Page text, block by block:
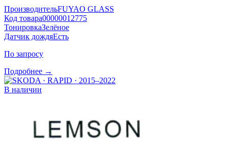
ПроизводительFUYAO GLASS
Код товара00000012775
ТонировкаЗелёное
Датчик дождяЕсть
По запросу
Подробнее →
В наличии